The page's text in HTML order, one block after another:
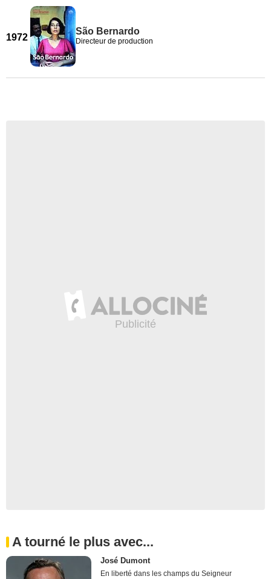
1972
São Bernardo
Directeur de production
A tourné le plus avec...
José Dumont
En liberté dans les champs du Seigneur